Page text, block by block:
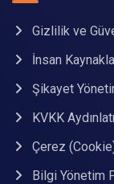
Gizlilik ve
İnsan
Şikayet
KVKK
Çerez
Bilgi Yönetim